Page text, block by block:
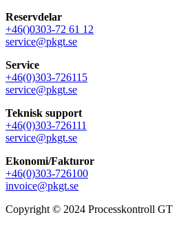
Reservdelar
+46()0303-72 61 12
service@pkgt.se
Service
+46(0)303-726115
service@pkgt.se
Teknisk support
+46(0)303-726111
service@pkgt.se
Ekonomi/Fakturor
+46(0)303-726100
invoice@pkgt.se
Copyright © 2024 Processkontroll GT